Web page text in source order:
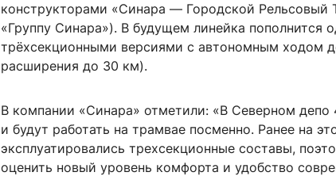
конструкторами «Синара — Городской Рельсовый
«Группу Синара»). В будущем линейка пополнится
трёхсекционными версиями с автономным ходом
расширения до 30 км).
В компании «Синара» отметили: «В Северном депо
и будут работать на трамвае посменно. Ранее на
эксплуатировались трехсекционные составы,
оценить новый уровень комфорта и удобство